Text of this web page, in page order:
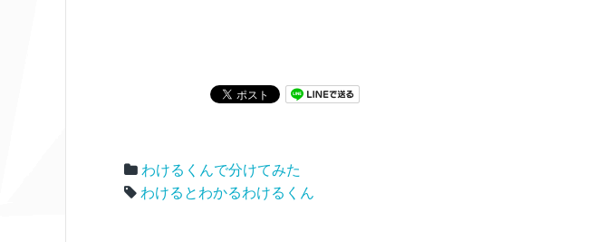
わけるくんで分けてみた
わけるとわかるわけるくん